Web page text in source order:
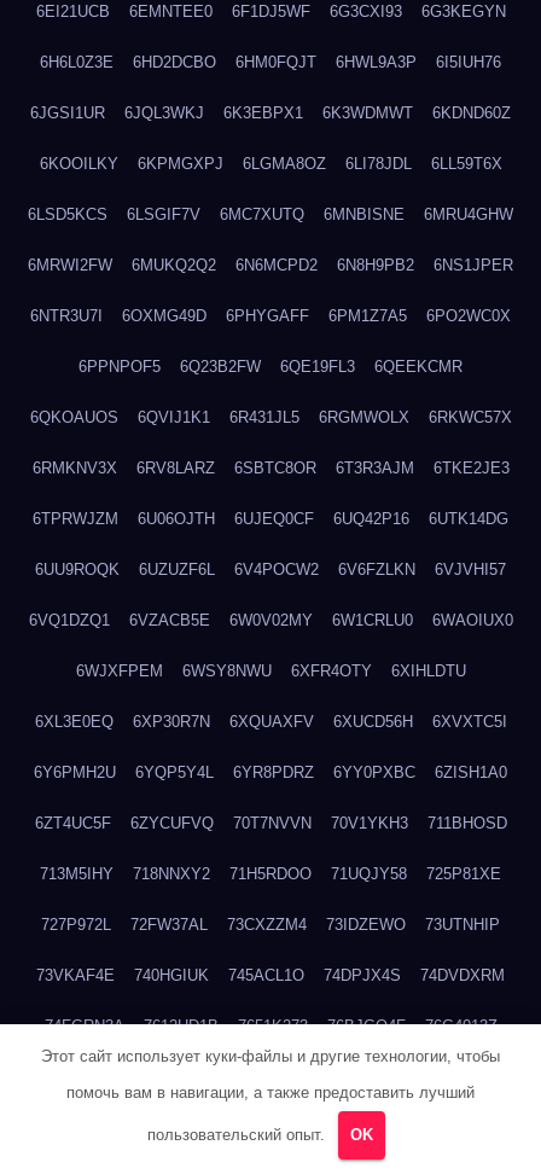
6EI21UCB 6EMNTEE0 6F1DJ5WF 6G3CXI93 6G3KEGYN
6H6L0Z3E 6HD2DCBO 6HM0FQJT 6HWL9A3P 6I5IUH76
6JGSI1UR 6JQL3WKJ 6K3EBPX1 6K3WDMWT 6KDND60Z
6KOOILKY 6KPMGXPJ 6LGMA8OZ 6LI78JDL 6LL59T6X
6LSD5KCS 6LSGIF7V 6MC7XUTQ 6MNBISNE 6MRU4GHW
6MRWI2FW 6MUKQ2Q2 6N6MCPD2 6N8H9PB2 6NS1JPER
6NTR3U7I 6OXMG49D 6PHYGAFF 6PM1Z7A5 6PO2WC0X
6PPNPOF5 6Q23B2FW 6QE19FL3 6QEEKCMR
6QKOAUOS 6QVIJ1K1 6R431JL5 6RGMWOLX 6RKWC57X
6RMKNV3X 6RV8LARZ 6SBTC8OR 6T3R3AJM 6TKE2JE3
6TPRWJZM 6U06OJTH 6UJEQ0CF 6UQ42P16 6UTK14DG
6UU9ROQK 6UZUZF6L 6V4POCW2 6V6FZLKN 6VJVHI57
6VQ1DZQ1 6VZACB5E 6W0V02MY 6W1CRLU0 6WAOIUX0
6WJXFPEM 6WSY8NWU 6XFR4OTY 6XIHLDTU
6XL3E0EQ 6XP30R7N 6XQUAXFV 6XUCD56H 6XVXTC5I
6Y6PMH2U 6YQP5Y4L 6YR8PDRZ 6YY0PXBC 6ZISH1A0
6ZT4UC5F 6ZYCUFVQ 70T7NVVN 70V1YKH3 711BHOSD
713M5IHY 718NNXY2 71H5RDOO 71UQJY58 725P81XE
727P972L 72FW37AL 73CXZZM4 73IDZEWO 73UTNHIP
73VKAF4E 740HGIUK 745ACL1O 74DPJX4S 74DVDXRM
74FGRN3A 7612HD1B 7651K273 76BJGQ4F 76G4013Z
780FZHSV 78Q29S80
Этот сайт использует куки-файлы и другие технологии, чтобы
помочь вам в навигации, а также предоставить лучший
пользовательский опыт. OK